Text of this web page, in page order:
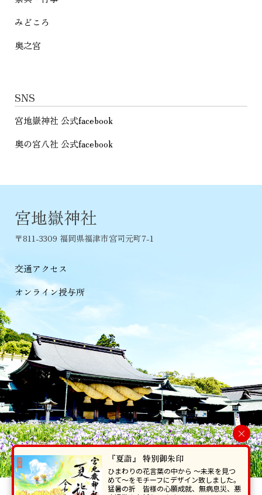
みどころ
奥之宮
SNS
宮地嶽神社 公式facebook
奥の宮八社 公式facebook
宮地嶽神社
〒811-3309 福岡県福津市宮司元町7-1
交通アクセス
オンライン授与所
当ホームページで掲載の写真・イラスト等を無断で転写･複製することを
×
『夏詣』 特別御朱印
ひまわりの花言葉の中から 〜未来を見つ
めて〜をモチーフにデザイン致しました。
猛暑の折 皆様の心願成就、無病息災、悪